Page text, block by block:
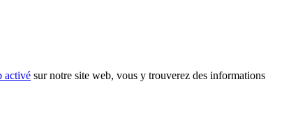
activé sur notre site web, vous y trouverez des informations